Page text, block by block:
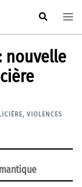
Rechercher
nouvelle
, VIOLENCES